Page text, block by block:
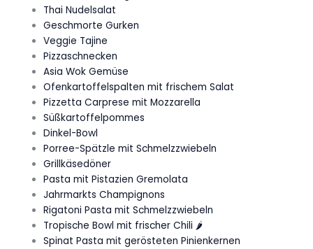
Thai Nudelsalat
Geschmorte Gurken
Veggie Tajine
Pizzaschnecken
Asia Wok Gemüse
Ofenkartoffelspalten mit frischem Salat
Pizzetta Carprese mit Mozzarella
Süßkartoffelpommes
Dinkel-Bowl
Porree-Spätzle mit Schmelzzwiebeln
Grillkäsedöner
Pasta mit Pistazien Gremolata
Jahrmarkts Champignons
Rigatoni Pasta mit Schmelzzwiebeln
Tropische Bowl mit frischer Chili 🌶️
Spinat Pasta mit gerösteten Pinienkernen